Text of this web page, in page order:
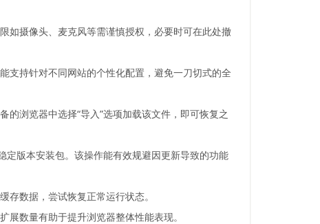
如摄像头、麦克风等需谨慎授权，必要时可在此处撤
支持针对不同网站的个性化配置，避免一刀切式的全
浏览器中选择“导入”选项加载该文件，即可恢复之
定版本安装包。该操作能有效规避因更新导致的功能
数据，尝试恢复正常运行状态。
数量有助于提升浏览器整体性能表现。